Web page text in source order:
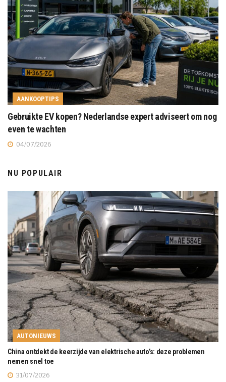
AANKOOPTIPS
Gebruikte EV kopen? Nederlandse expert adviseert om nog
even te wachten
04/07/2026
NU POPULAIR
AUTONIEUWS
China ontdekt de keerzijde van elektrische auto’s: deze problemen
nemen snel toe
31/07/2026